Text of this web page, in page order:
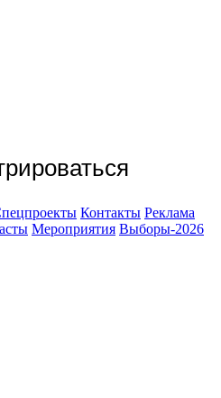
Контакты Реклама
Мероприятия Выборы-2026